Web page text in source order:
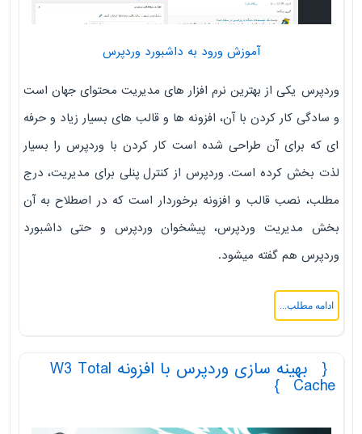
آموزش ورود به داشبورد وردپرس
وردپرس یکی از بهترین نرم افزار های مدیریت محتوای جهان است
و سادگی کار کردن با آن، افزونه ها و قالب های بسیار زیاد و حرفه
ای که برای آن طراحی شده است کار کردن با وردپرس را بسیار
لذت بخش کرده است. وردپرس از کنترل پنلی برای مدیریت، درج
مطلب، نصب قالب و افزونه برخوردار است که در اصطلاح به آن
بخش مدیریت وردپرس، پیشخوان وردپرس و حتی داشبورد
وردپرس هم گفته میشود.
ادامه مطلب...
بهینه سازی وردپرس با افزونه W3 Total
Cache